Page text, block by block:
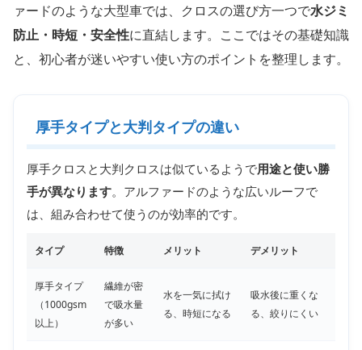
ァードのような大型車では、クロスの選び方一つで水ジミ
防止・時短・安全性に直結します。ここではその基礎知識
と、初心者が迷いやすい使い方のポイントを整理します。
厚手タイプと大判タイプの違い
厚手クロスと大判クロスは似ているようで用途と使い勝
手が異なります。アルファードのような広いルーフで
は、組み合わせて使うのが効率的です。
タイプ 特徴 メリット デメリット
厚手タイプ
（1000gsm
以上）
繊維が密
で吸水量
が多い
水を一気に拭け
る、時短になる
吸水後に重くな
る、絞りにくい